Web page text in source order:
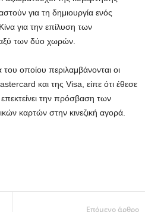
για τη δημιουργία ενός
για την επίλυση των
των δύο χωρών.
οποίου περιλαμβάνονται οι
και της Visa, είπε ότι έθεσε
την πρόσβαση των
καρτών στην κινεζική αγορά.
Επόμενο άρθρο